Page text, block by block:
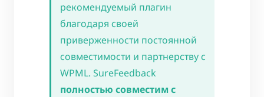
рекомендуемый плагин
благодаря своей
приверженности постоянной
совместимости и партнерству с
WPML. SureFeedback
полностью совместим с